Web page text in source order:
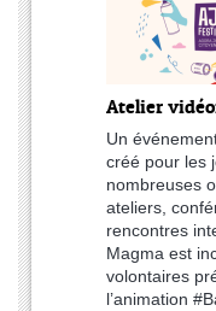
Atelier
Un
créé pour les
nombreuses
ateliers,
rencontres
Magma est
volontaires
l’animation